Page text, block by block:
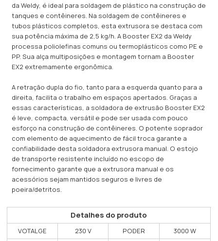
da Weldy, é ideal para soldagem de plástico na construção de
tanques e contêineres. Na soldagem de contêineres e
tubos plásticos completos, esta extrusora se destaca com
sua potência máxima de 2,5 kg/h. A Booster EX2 da Weldy
processa poliolefinas comuns ou termoplásticos como PE e
PP. Sua alça multiposições e montagem tornam a Booster
EX2 extremamente ergonômica.
A retração dupla do fio, tanto para a esquerda quanto para a
direita, facilita o trabalho em espaços apertados. Graças a
essas características, a soldadora de extrusão Booster EX2
é leve, compacta, versátil e pode ser usada com pouco
esforço na construção de contêineres. O potente soprador
com elemento de aquecimento de fácil troca garante a
confiabilidade desta soldadora extrusora manual. O estojo
de transporte resistente incluído no escopo de
fornecimento garante que a extrusora manual e os
acessórios sejam mantidos seguros e livres de
poeira/detritos.
Detalhes do produto
VOTALGE 230 V PODER 3000 W